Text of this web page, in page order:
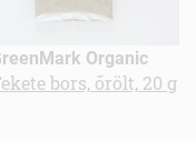
Organic
bors, őrölt, 20 g